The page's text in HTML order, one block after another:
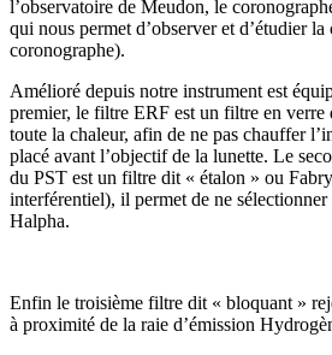
l’observatoire de Meudon, le
qui nous permet d’observer et d’étudier
coronographe).
Amélioré depuis notre instrument est
premier, le filtre ERF est un filtre en verre
toute la chaleur, afin de ne pas chauffer
placé avant l’objectif de la lunette. Le
du PST est un filtre dit « étalon » ou
interférentiel), il permet de ne
Halpha.
Enfin le troisième filtre dit « bloquant »
à proximité de la raie d’émission